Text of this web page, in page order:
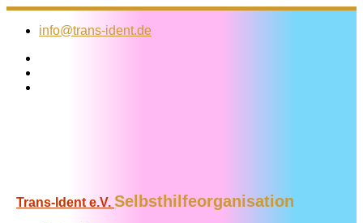
Zum
Inhalt
info@trans-ident.de
Trans-Ident e.V. Selbsthilfeorganisation